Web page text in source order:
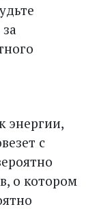
энергии,
с
о котором